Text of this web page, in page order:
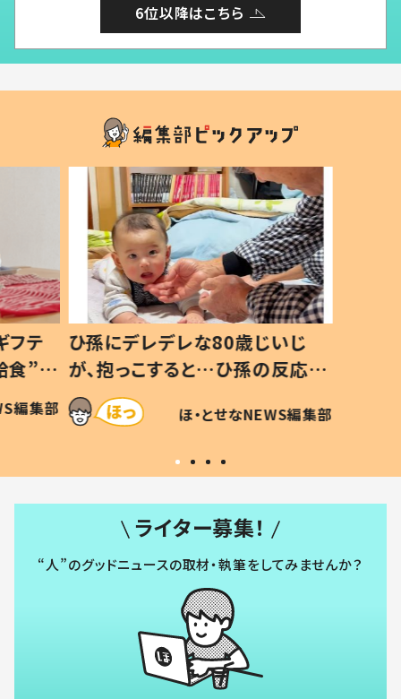
6位以降はこちら
フテ
食”を
親
編集部
ひ孫にデレデレな80歳じいじ
が、抱っこすると…ひ孫の反応に
「涙が出ました」「可愛くて仕方な
い」
ほ・とせなNEWS編集部
ライター募集！
“人”のグッドニュースの取材・執筆をしてみませんか？